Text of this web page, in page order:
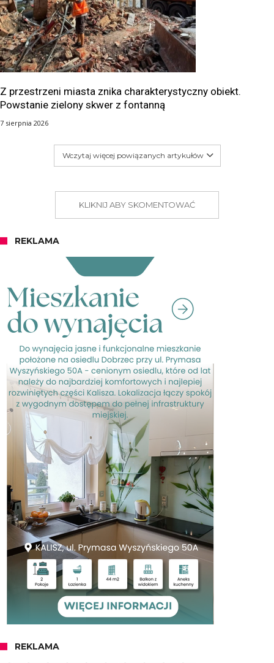
Z przestrzeni miasta znika charakterystyczny obiekt.
Powstanie zielony skwer z fontanną
7 sierpnia 2026
Wczytaj więcej powiązanych artykułów
KLIKNIJ ABY SKOMENTOWAĆ
REKLAMA
REKLAMA